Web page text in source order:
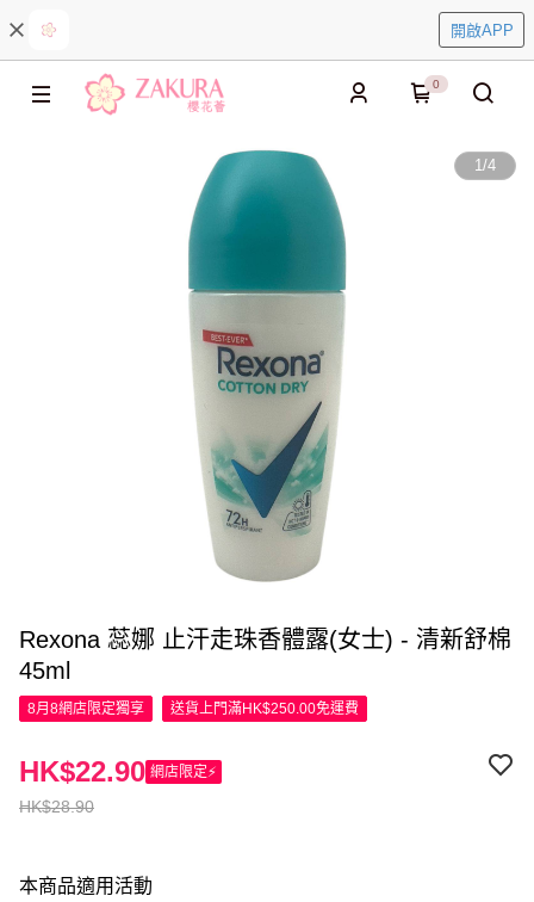
開啟APP
0
1/4
Rexona 蕊娜 止汗走珠香體露(女士) - 清新舒棉
45ml
8月8網店限定獨享 送貨上門滿HK$250.00免運費
HK$28.90
HK$22.90 網店限定⚡
本商品適用活動